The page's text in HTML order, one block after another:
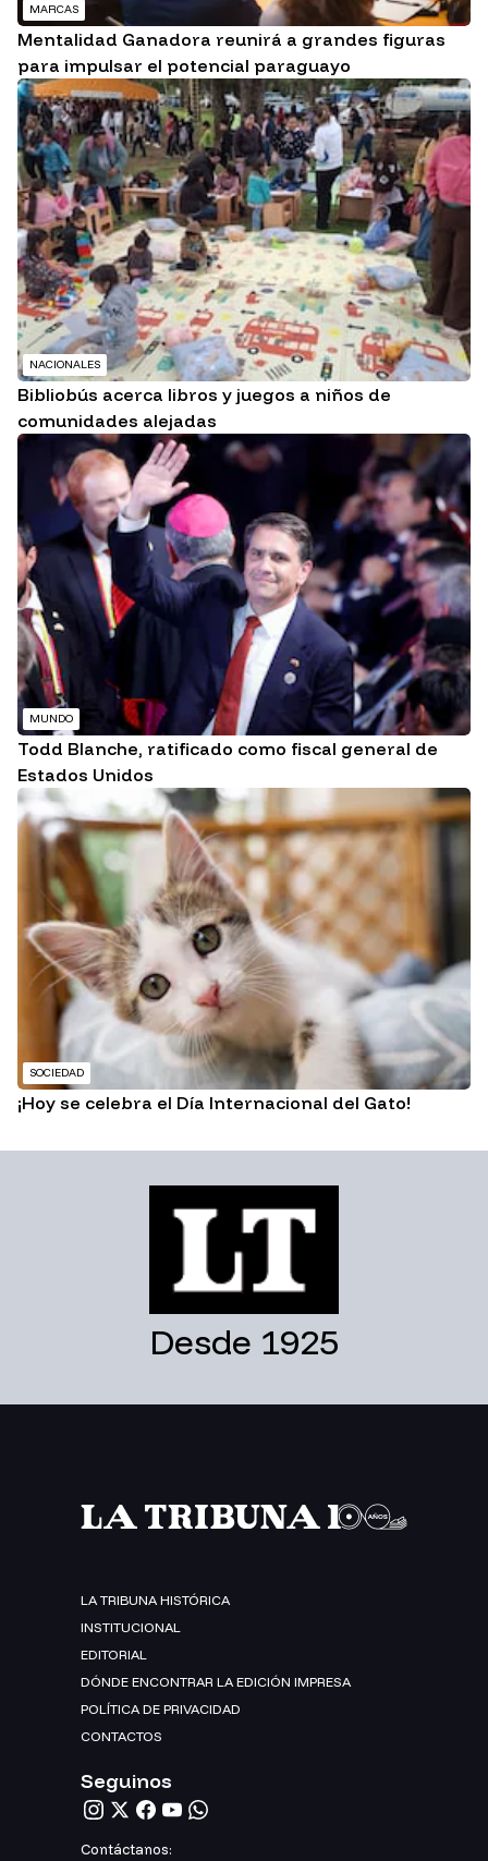
MARCAS
Mentalidad Ganadora reunirá a grandes figuras
para impulsar el potencial paraguayo
NACIONALES
Bibliobús acerca libros y juegos a niños de
comunidades alejadas
MUNDO
Todd Blanche, ratificado como fiscal general de
Estados Unidos
SOCIEDAD
¡Hoy se celebra el Día Internacional del Gato!
Desde 1925
LA TRIBUNA HISTÓRICA
INSTITUCIONAL
EDITORIAL
DÓNDE ENCONTRAR LA EDICIÓN IMPRESA
POLÍTICA DE PRIVACIDAD
CONTACTOS
Seguinos
Contáctanos: